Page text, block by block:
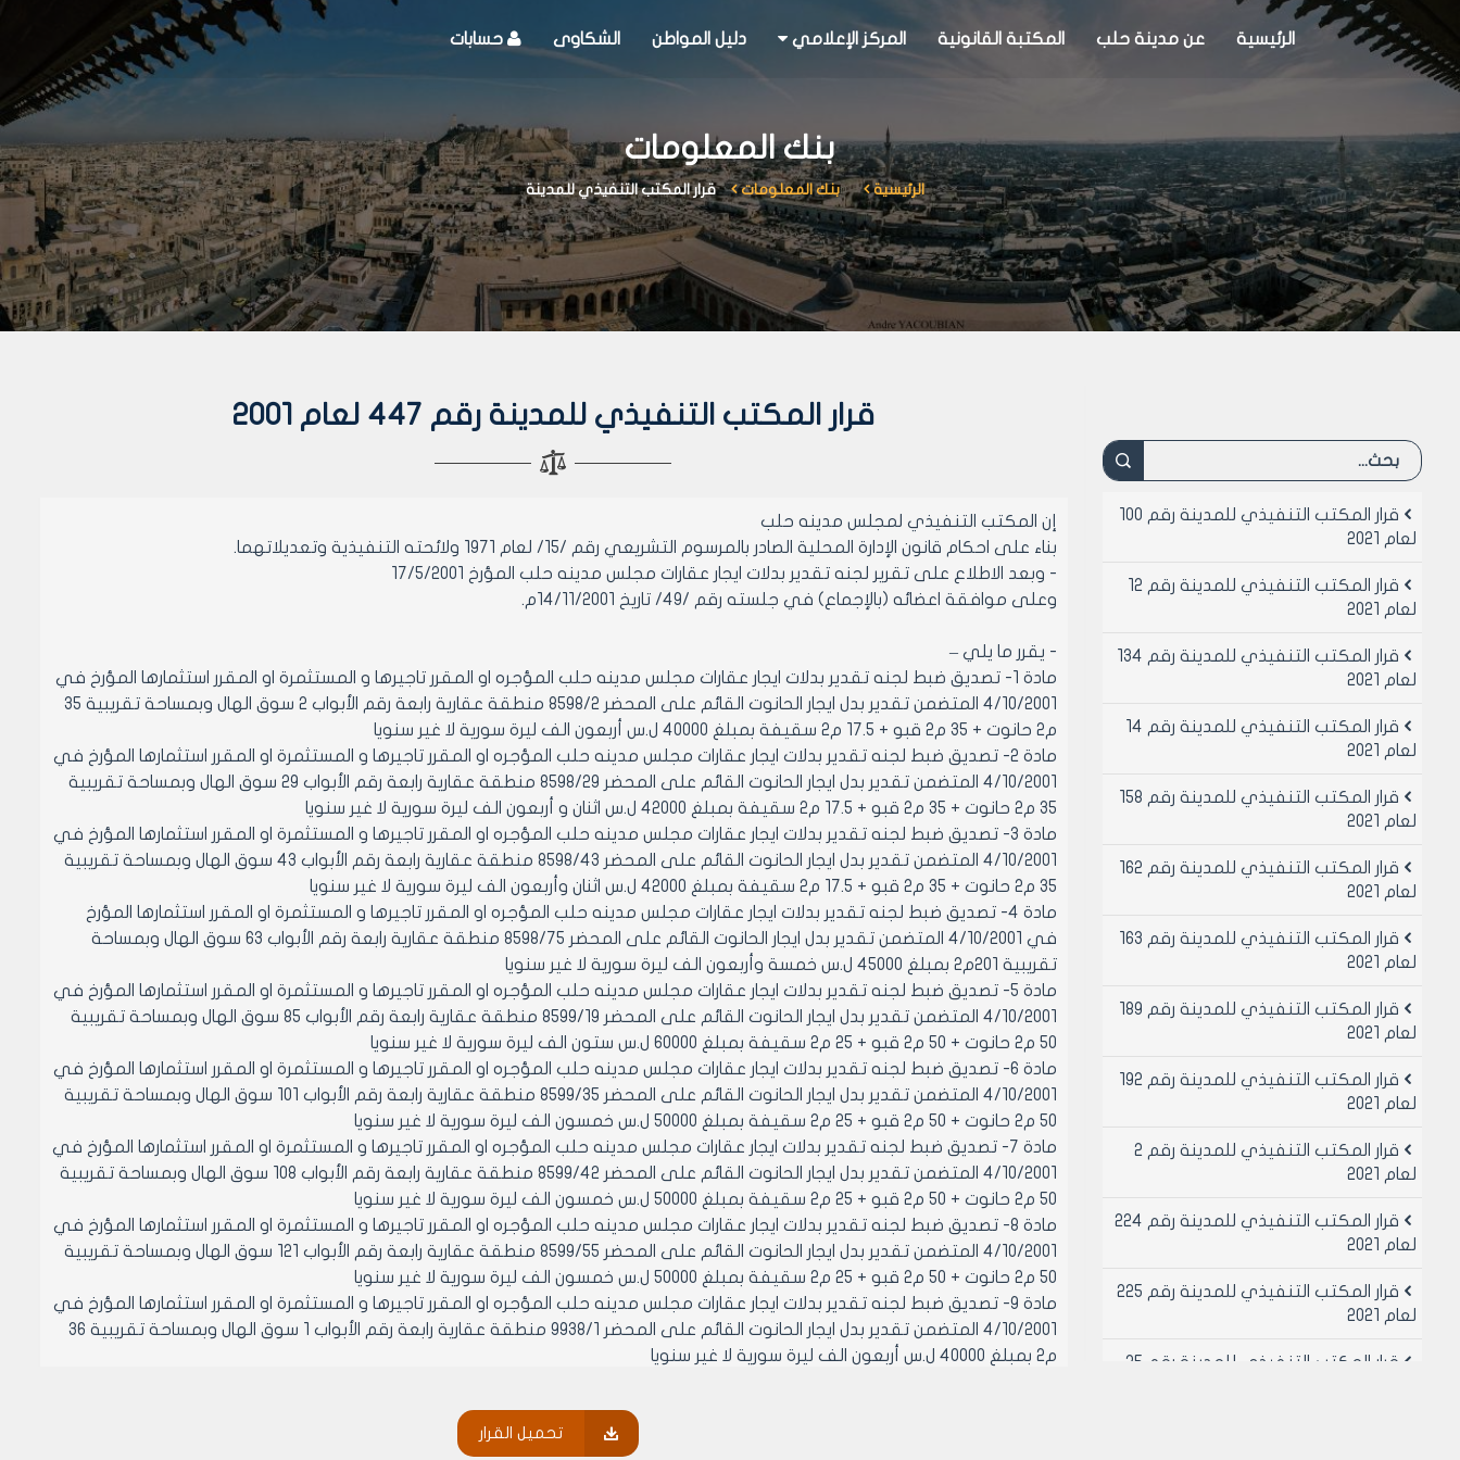
الرئيسية عن مدينة حلب المكتبة القانونية المركز الإعلامي دليل المواطن الشكاوى حسابات
بنك المعلومات
الرئيسية بنك المعلومات قرار المكتب التنفيذي للمدينة
قرار المكتب التنفيذي للمدينة رقم 447 لعام 2001
إن المكتب التنفيذي لمجلس مدينه حلب
بناء على احكام قانون الإدارة المحلية الصادر بالمرسوم التشريعي رقم /15/ لعام 1971 ولائحته التنفيذية وتعديلاتهما.
- وبعد الاطلاع على تقرير لجنه تقدير بدلات ايجار عقارات مجلس مدينه حلب المؤرخ 17/5/2001
وعلى موافقة اعضائه (بالإجماع) في جلسته رقم /49/ تاريخ 14/11/2001م.
- يقرر ما يلي –
مادة 1- تصديق ضبط لجنه تقدير بدلات ايجار عقارات مجلس مدينه حلب المؤجره او المقرر تاجيرها و المستثمرة او المقرر استثمارها المؤرخ في
4/10/2001 المتضمن تقدير بدل ايجار الحانوت القائم على المحضر 8598/2 منطقة عقارية رابعة رقم الأبواب 2 سوق الهال وبمساحة تقريبية 35
م2 حانوت + 35 م2 قبو + 17.5 م2 سقيفة بمبلغ 40000 ل.س أربعون الف ليرة سورية لا غير سنويا
مادة 2- تصديق ضبط لجنه تقدير بدلات ايجار عقارات مجلس مدينه حلب المؤجره او المقرر تاجيرها و المستثمرة او المقرر استثمارها المؤرخ في
4/10/2001 المتضمن تقدير بدل ايجار الحانوت القائم على المحضر 8598/29 منطقة عقارية رابعة رقم الأبواب 29 سوق الهال وبمساحة تقريبية
35 م2 حانوت + 35 م2 قبو + 17.5 م2 سقيفة بمبلغ 42000 ل.س اثنان و أربعون الف ليرة سورية لا غير سنويا
مادة 3- تصديق ضبط لجنه تقدير بدلات ايجار عقارات مجلس مدينه حلب المؤجره او المقرر تاجيرها و المستثمرة او المقرر استثمارها المؤرخ في
4/10/2001 المتضمن تقدير بدل ايجار الحانوت القائم على المحضر 8598/43 منطقة عقارية رابعة رقم الأبواب 43 سوق الهال وبمساحة تقريبية
35 م2 حانوت + 35 م2 قبو + 17.5 م2 سقيفة بمبلغ 42000 ل.س اثنان وأربعون الف ليرة سورية لا غير سنويا
مادة 4- تصديق ضبط لجنه تقدير بدلات ايجار عقارات مجلس مدينه حلب المؤجره او المقرر تاجيرها و المستثمرة او المقرر استثمارها المؤرخ
في 4/10/2001 المتضمن تقدير بدل ايجار الحانوت القائم على المحضر 8598/75 منطقة عقارية رابعة رقم الأبواب 63 سوق الهال وبمساحة
تقريبية 201م2 بمبلغ 45000 ل.س خمسة وأربعون الف ليرة سورية لا غير سنويا
مادة 5- تصديق ضبط لجنه تقدير بدلات ايجار عقارات مجلس مدينه حلب المؤجره او المقرر تاجيرها و المستثمرة او المقرر استثمارها المؤرخ في
4/10/2001 المتضمن تقدير بدل ايجار الحانوت القائم على المحضر 8599/19 منطقة عقارية رابعة رقم الأبواب 85 سوق الهال وبمساحة تقريبية
50 م2 حانوت + 50 م2 قبو + 25 م2 سقيفة بمبلغ 60000 ل.س ستون الف ليرة سورية لا غير سنويا
مادة 6- تصديق ضبط لجنه تقدير بدلات ايجار عقارات مجلس مدينه حلب المؤجره او المقرر تاجيرها و المستثمرة او المقرر استثمارها المؤرخ في
4/10/2001 المتضمن تقدير بدل ايجار الحانوت القائم على المحضر 8599/35 منطقة عقارية رابعة رقم الأبواب 101 سوق الهال وبمساحة تقريبية
50 م2 حانوت + 50 م2 قبو + 25 م2 سقيفة بمبلغ 50000 ل.س خمسون الف ليرة سورية لا غير سنويا
مادة 7- تصديق ضبط لجنه تقدير بدلات ايجار عقارات مجلس مدينه حلب المؤجره او المقرر تاجيرها و المستثمرة او المقرر استثمارها المؤرخ في
4/10/2001 المتضمن تقدير بدل ايجار الحانوت القائم على المحضر 8599/42 منطقة عقارية رابعة رقم الأبواب 108 سوق الهال وبمساحة تقريبية
50 م2 حانوت + 50 م2 قبو + 25 م2 سقيفة بمبلغ 50000 ل.س خمسون الف ليرة سورية لا غير سنويا
مادة 8- تصديق ضبط لجنه تقدير بدلات ايجار عقارات مجلس مدينه حلب المؤجره او المقرر تاجيرها و المستثمرة او المقرر استثمارها المؤرخ في
4/10/2001 المتضمن تقدير بدل ايجار الحانوت القائم على المحضر 8599/55 منطقة عقارية رابعة رقم الأبواب 121 سوق الهال وبمساحة تقريبية
50 م2 حانوت + 50 م2 قبو + 25 م2 سقيفة بمبلغ 50000 ل.س خمسون الف ليرة سورية لا غير سنويا
مادة 9- تصديق ضبط لجنه تقدير بدلات ايجار عقارات مجلس مدينه حلب المؤجره او المقرر تاجيرها و المستثمرة او المقرر استثمارها المؤرخ في
4/10/2001 المتضمن تقدير بدل ايجار الحانوت القائم على المحضر 9938/1 منطقة عقارية رابعة رقم الأبواب 1 سوق الهال وبمساحة تقريبية 36
م2 بمبلغ 40000 ل.س أربعون الف ليرة سورية لا غير سنويا
تحميل القرار
قرار المكتب التنفيذي للمدينة رقم 100
لعام 2021
قرار المكتب التنفيذي للمدينة رقم 12
لعام 2021
قرار المكتب التنفيذي للمدينة رقم 134
لعام 2021
قرار المكتب التنفيذي للمدينة رقم 14
لعام 2021
قرار المكتب التنفيذي للمدينة رقم 158
لعام 2021
قرار المكتب التنفيذي للمدينة رقم 162
لعام 2021
قرار المكتب التنفيذي للمدينة رقم 163
لعام 2021
قرار المكتب التنفيذي للمدينة رقم 189
لعام 2021
قرار المكتب التنفيذي للمدينة رقم 192
لعام 2021
قرار المكتب التنفيذي للمدينة رقم 2
لعام 2021
قرار المكتب التنفيذي للمدينة رقم 224
لعام 2021
قرار المكتب التنفيذي للمدينة رقم 225
لعام 2021
قرار المكتب التنفيذي للمدينة رقم 25